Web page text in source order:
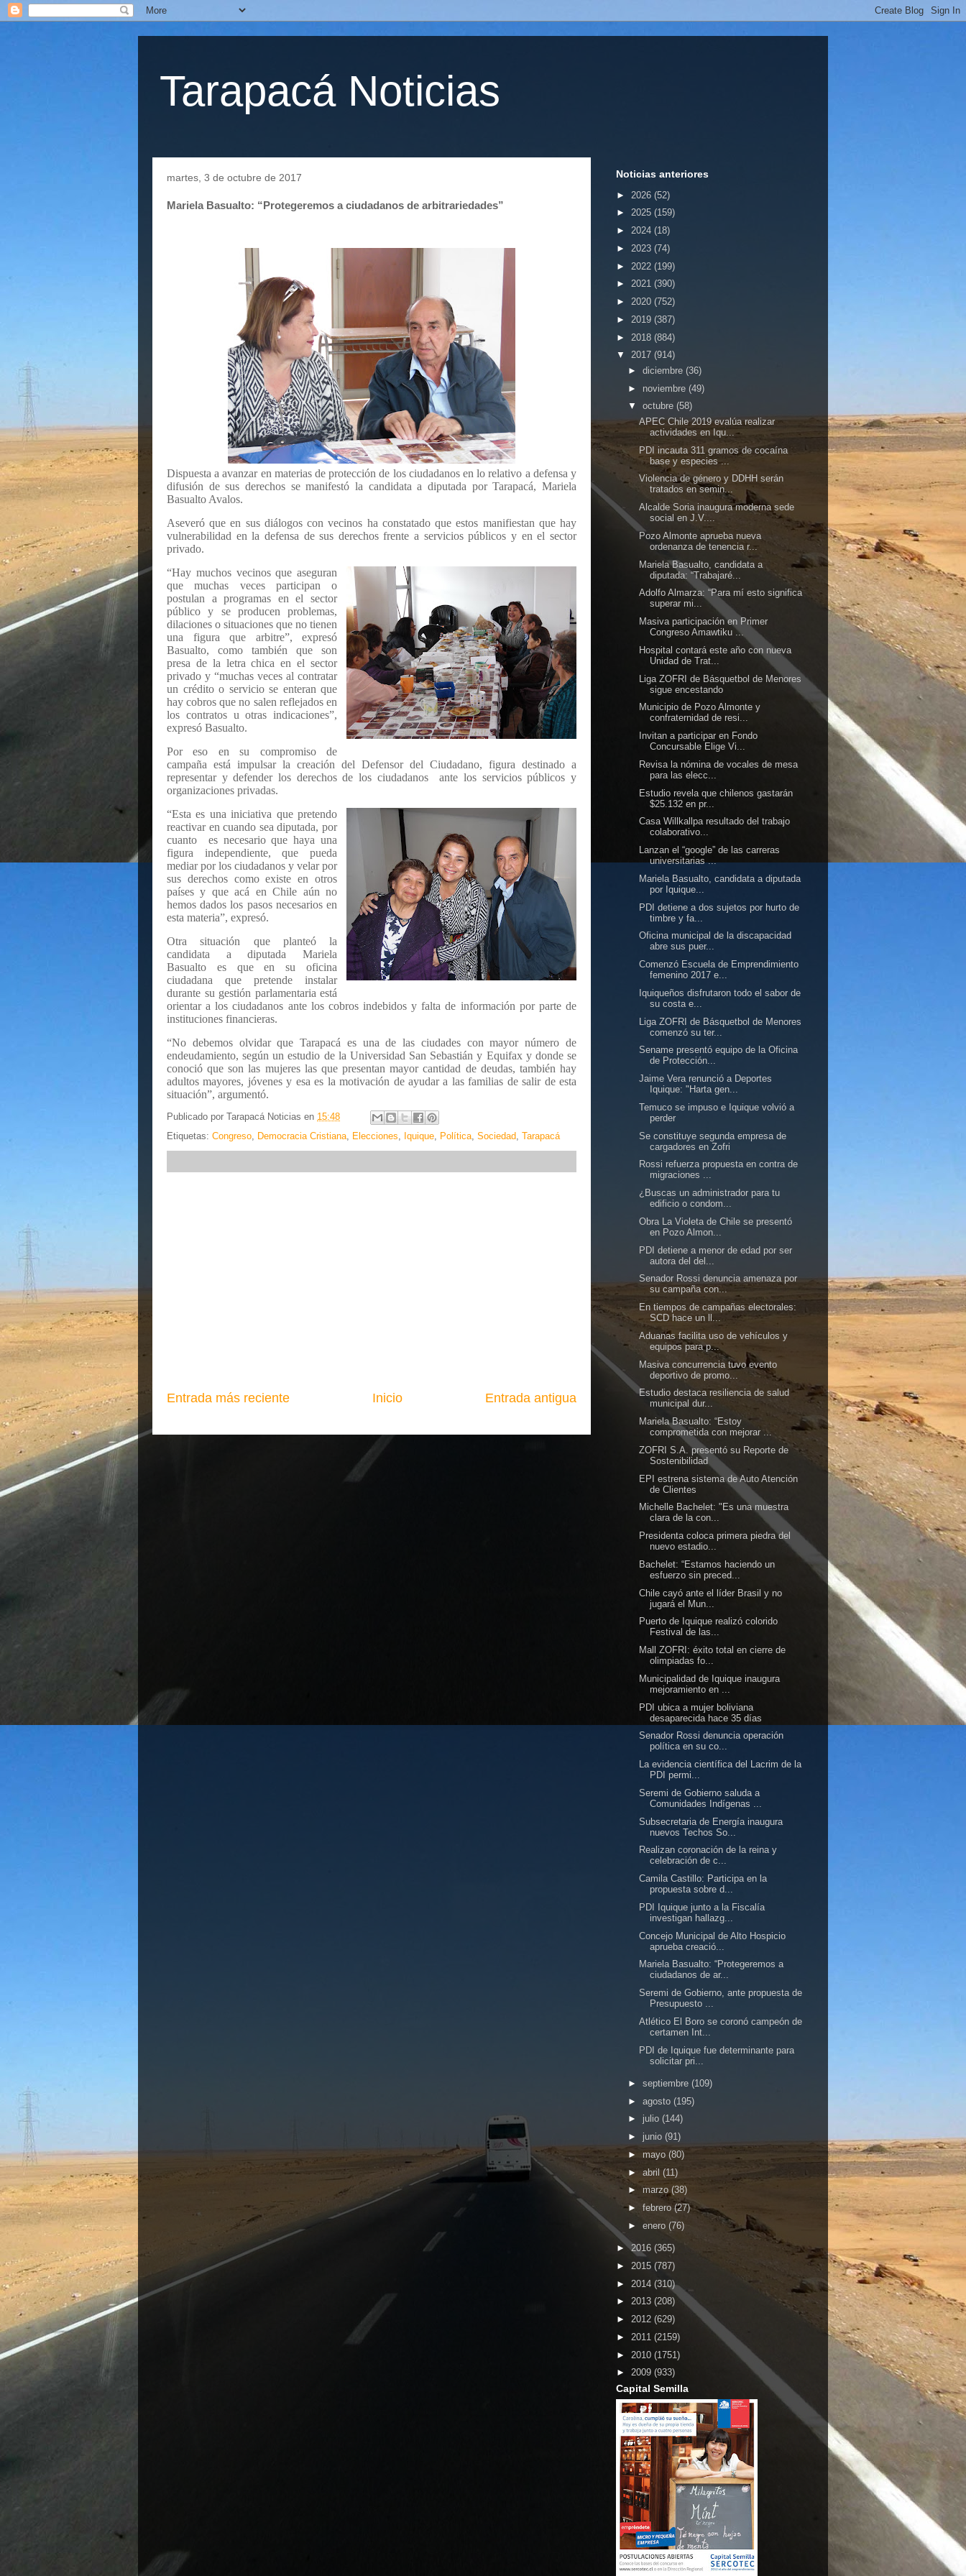
Tarapacá Noticias
martes, 3 de octubre de 2017
Mariela Basualto: “Protegeremos a ciudadanos de arbitrariedades”
Dispuesta a avanzar en materias de protección de los ciudadanos en lo relativo a defensa y
difusión de sus derechos se manifestó la candidata a diputada por Tarapacá, Mariela
Basualto Avalos.
Aseveró que en sus diálogos con vecinos ha constatado que estos manifiestan que hay
vulnerabilidad en la defensa de sus derechos frente a servicios públicos y en el sector
privado.
“Hay muchos vecinos que aseguran
que muchas veces participan o
postulan a programas en el sector
público y se producen problemas,
dilaciones o situaciones que no tienen
una figura que arbitre”, expresó
Basualto, como también que son
presa de la letra chica en el sector
privado y “muchas veces al contratar
un crédito o servicio se enteran que
hay cobros que no salen reflejados en
los contratos u otras indicaciones”,
expresó Basualto.
Por eso en su compromiso de
campaña está impulsar la creación del Defensor del Ciudadano, figura destinado a
representar y defender los derechos de los ciudadanos
ante los servicios públicos y
organizaciones privadas.
“Esta es una iniciativa que pretendo
reactivar en cuando sea diputada, por
cuanto
es necesario que haya una
figura independiente, que pueda
mediar por los ciudadanos y velar por
sus derechos como existe en otros
países y que acá en Chile aún no
hemos dados los pasos necesarios en
esta materia”, expresó.
Otra situación que planteó la
candidata a diputada Mariela
Basualto es que en su oficina
ciudadana que pretende instalar
durante su gestión parlamentaria está
orientar a los ciudadanos ante los cobros indebidos y falta de información por parte de
instituciones financieras.
“No debemos olvidar que Tarapacá es una de las ciudades con mayor número de
endeudamiento, según un estudio de la Universidad San Sebastián y Equifax y donde se
conoció que son las mujeres las que presentan mayor cantidad de deudas, también hay
adultos mayores, jóvenes y esa es la motivación de ayudar a las familias de salir de esta
situación”, argumentó.
Publicado por Tarapacá Noticias en 15:48
Etiquetas: Congreso, Democracia Cristiana, Elecciones, Iquique, Política, Sociedad, Tarapacá
Entrada más reciente Entrada antigua
Inicio
Noticias anteriores
► 2026 (52)
► 2025 (159)
► 2024 (18)
► 2023 (74)
► 2022 (199)
► 2021 (390)
► 2020 (752)
► 2019 (387)
► 2018 (884)
▼ 2017 (914)
► diciembre (36)
► noviembre (49)
▼ octubre (58)
APEC Chile 2019 evalúa realizar
actividades en Iqu...
PDI incauta 311 gramos de cocaína
base y especies ...
Violencia de género y DDHH serán
tratados en semin...
Alcalde Soria inaugura moderna sede
social en J.V....
Pozo Almonte aprueba nueva
ordenanza de tenencia r...
Mariela Basualto, candidata a
diputada: “Trabajaré...
Adolfo Almarza: “Para mí esto significa
superar mi...
Masiva participación en Primer
Congreso Amawtiku ...
Hospital contará este año con nueva
Unidad de Trat...
Liga ZOFRI de Básquetbol de Menores
sigue encestando
Municipio de Pozo Almonte y
confraternidad de resi...
Invitan a participar en Fondo
Concursable Elige Vi...
Revisa la nómina de vocales de mesa
para las elecc...
Estudio revela que chilenos gastarán
$25.132 en pr...
Casa Willkallpa resultado del trabajo
colaborativo...
Lanzan el “google” de las carreras
universitarias ...
Mariela Basualto, candidata a diputada
por Iquique...
PDI detiene a dos sujetos por hurto de
timbre y fa...
Oficina municipal de la discapacidad
abre sus puer...
Comenzó Escuela de Emprendimiento
femenino 2017 e...
Iquiqueños disfrutaron todo el sabor de
su costa e...
Liga ZOFRI de Básquetbol de Menores
comenzó su ter...
Sename presentó equipo de la Oficina
de Protección...
Jaime Vera renunció a Deportes
Iquique: "Harta gen...
Temuco se impuso e Iquique volvió a
perder
Se constituye segunda empresa de
cargadores en Zofri
Rossi refuerza propuesta en contra de
migraciones ...
¿Buscas un administrador para tu
edificio o condom...
Obra La Violeta de Chile se presentó
en Pozo Almon...
PDI detiene a menor de edad por ser
autora del del...
Senador Rossi denuncia amenaza por
su campaña con...
En tiempos de campañas electorales:
SCD hace un ll...
Aduanas facilita uso de vehículos y
equipos para p...
Masiva concurrencia tuvo evento
deportivo de promo...
Estudio destaca resiliencia de salud
municipal dur...
Mariela Basualto: “Estoy
comprometida con mejorar ...
ZOFRI S.A. presentó su Reporte de
Sostenibilidad
EPI estrena sistema de Auto Atención
de Clientes
Michelle Bachelet: "Es una muestra
clara de la con...
Presidenta coloca primera piedra del
nuevo estadio...
Bachelet: “Estamos haciendo un
esfuerzo sin preced...
Chile cayó ante el líder Brasil y no
jugará el Mun...
Puerto de Iquique realizó colorido
Festival de las...
Mall ZOFRI: éxito total en cierre de
olimpiadas fo...
Municipalidad de Iquique inaugura
mejoramiento en ...
PDI ubica a mujer boliviana
desaparecida hace 35 días
Senador Rossi denuncia operación
política en su co...
La evidencia científica del Lacrim de la
PDI permi...
Seremi de Gobierno saluda a
Comunidades Indígenas ...
Subsecretaria de Energía inaugura
nuevos Techos So...
Realizan coronación de la reina y
celebración de c...
Camila Castillo: Participa en la
propuesta sobre d...
PDI Iquique junto a la Fiscalía
investigan hallazg...
Concejo Municipal de Alto Hospicio
aprueba creació...
Mariela Basualto: “Protegeremos a
ciudadanos de ar...
Seremi de Gobierno, ante propuesta de
Presupuesto ...
Atlético El Boro se coronó campeón de
certamen Int...
PDI de Iquique fue determinante para
solicitar pri...
► septiembre (109)
► agosto (195)
► julio (144)
► junio (91)
► mayo (80)
► abril (11)
► marzo (38)
► febrero(27)
► enero (76)
►2016 (365)
► 2015 (787)
► 2014 (310)
► 2013 (208)
► 2012 (629)
► 2011 (2159)
► 2010 (1751)
► 2009 (933)
Capital Semilla